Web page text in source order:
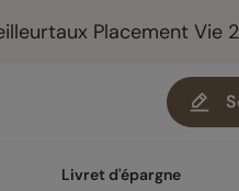
Placement Vie
Livret d'épargne